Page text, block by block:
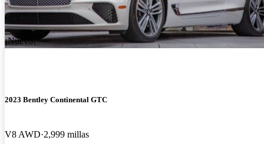
¡Nuevo!
2023 Bentley Continental GTC
V8 AWD 2,999 millas